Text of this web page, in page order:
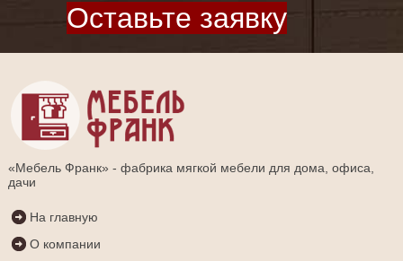
Оставьте заявку
«Мебель Франк» - фабрика мягкой мебели для дома, офиса,
дачи
На главную
О компании